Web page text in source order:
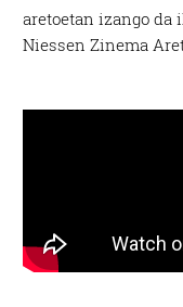
aretoetan izango da
Niessen Zinema